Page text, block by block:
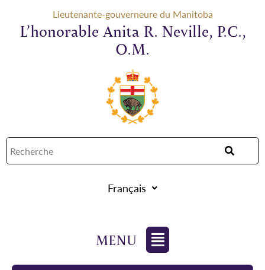
Lieutenante-gouverneure du Manitoba
L’honorable Anita R. Neville, P.C.,
O.M.
Français